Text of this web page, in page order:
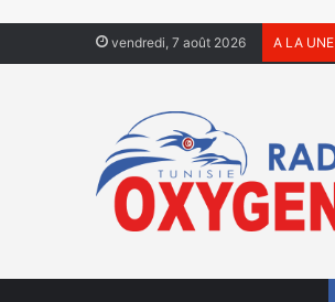
vendredi, 7 août 2026 A LA UNE